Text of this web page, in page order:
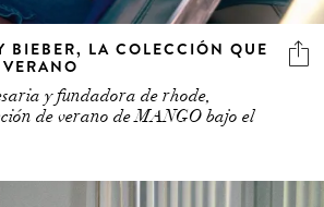
BIEBER, LA COLECCIÓN QUE
y fundadora de rhode,
de verano de MANGO bajo el